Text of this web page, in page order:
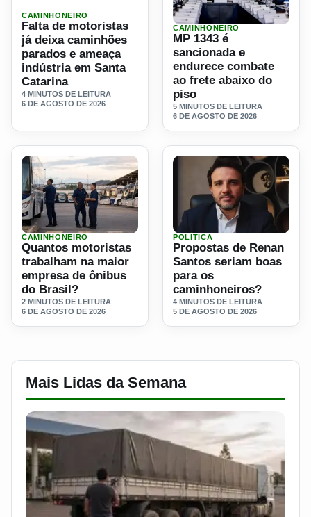
Ler materia: Falta de motoristas já deixa caminhões
CAMINHONEIRO
Falta de motoristas
já deixa caminhões
parados e ameaça
indústria em Santa
Catarina
4 MINUTOS DE LEITURA
6 DE AGOSTO DE 2026
Ler materia: MP 1343 é
CAMINHONEIRO
MP 1343 é
sancionada e
endurece combate
ao frete abaixo do
piso
5 MINUTOS DE LEITURA
6 DE AGOSTO DE 2026
Ler materia: Quantos motoristas trabalham na maior
CAMINHONEIRO
Quantos motoristas
trabalham na maior
empresa de ônibus
do Brasil?
2 MINUTOS DE LEITURA
6 DE AGOSTO DE 2026
Ler materia: Propostas de
POLÍTICA
Propostas de Renan
Santos seriam boas
para os
caminhoneiros?
4 MINUTOS DE LEITURA
5 DE AGOSTO DE 2026
Mais Lidas da Semana